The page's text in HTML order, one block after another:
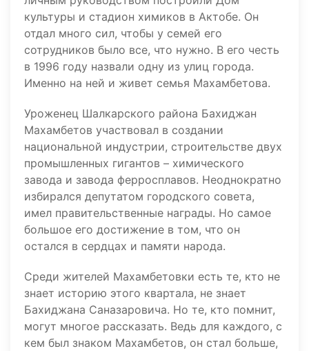
культуры и стадион химиков в Актобе. Он
отдал много сил, чтобы у семей его
сотрудников было все, что нужно. В его честь
в 1996 году назвали одну из улиц города.
Именно на ней и живет семья Махамбетова.
Уроженец Шалкарского района Бахиджан
Махамбетов участвовал в создании
национальной индустрии, строительстве двух
промышленных гигантов – химического
завода и завода ферросплавов. Неоднократно
избирался депутатом городского совета,
имел правительственные награды. Но самое
большое его достижение в том, что он
остался в сердцах и памяти народа.
Среди жителей Махамбетовки есть те, кто не
знает историю этого квартала, не знает
Бахиджана Саназаровича. Но те, кто помнит,
могут многое рассказать. Ведь для каждого, с
кем был знаком Махамбетов, он стал больше,